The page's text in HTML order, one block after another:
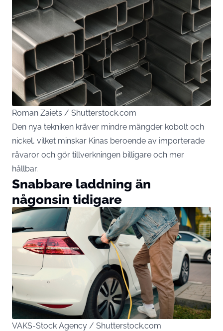
Roman Zaiets / Shutterstock.com
Den nya tekniken kräver mindre mängder kobolt och
nickel, vilket minskar Kinas beroende av importerade
råvaror och gör tillverkningen billigare och mer
hållbar.
Snabbare laddning än
någonsin tidigare
VAKS-Stock Agency / Shutterstock.com